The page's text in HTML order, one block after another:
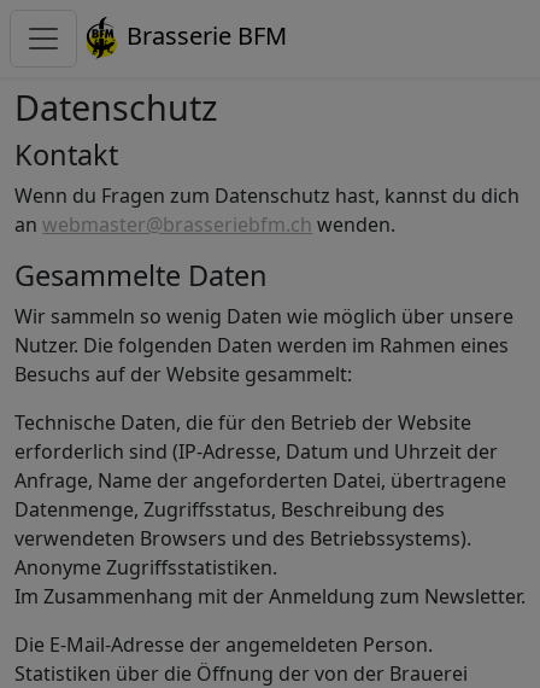
Brasserie BFM
Datenschutz
Kontakt
Wenn du Fragen zum Datenschutz hast, kannst du dich
an webmaster@brasseriebfm.ch wenden.
Gesammelte Daten
Wir sammeln so wenig Daten wie möglich über unsere
Nutzer. Die folgenden Daten werden im Rahmen eines
Besuchs auf der Website gesammelt:
Technische Daten, die für den Betrieb der Website
erforderlich sind (IP-Adresse, Datum und Uhrzeit der
Anfrage, Name der angeforderten Datei, übertragene
Datenmenge, Zugriffsstatus, Beschreibung des
verwendeten Browsers und des Betriebssystems).
Anonyme Zugriffsstatistiken.
Im Zusammenhang mit der Anmeldung zum Newsletter.
Die E-Mail-Adresse der angemeldeten Person.
Statistiken über die Öffnung der von der Brauerei